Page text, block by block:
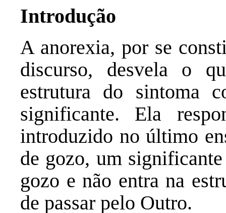
Introdução
A anorexia, por se
discurso, desvela o
estrutura do sintoma
significante. Ela
introduzido no último
de gozo, um
gozo e não entra na
de passar pelo Outro.